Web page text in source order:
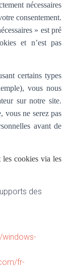
nécessaires
consentement.
» est pré
et n’est pas
certains types
vous nous
sur notre site.
vous ne serez pas
avant de
les cookies via les
des
fr-